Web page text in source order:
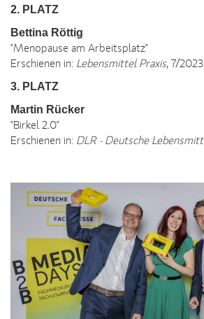
2. PLATZ
Bettina Röttig
"Menopause am Arbeitsplatz"
Erschienen in: Lebensmittel Praxis, 7/2023
3. PLATZ
Martin Rücker
"Birkel 2.0"
Erschienen in: DLR - Deutsche